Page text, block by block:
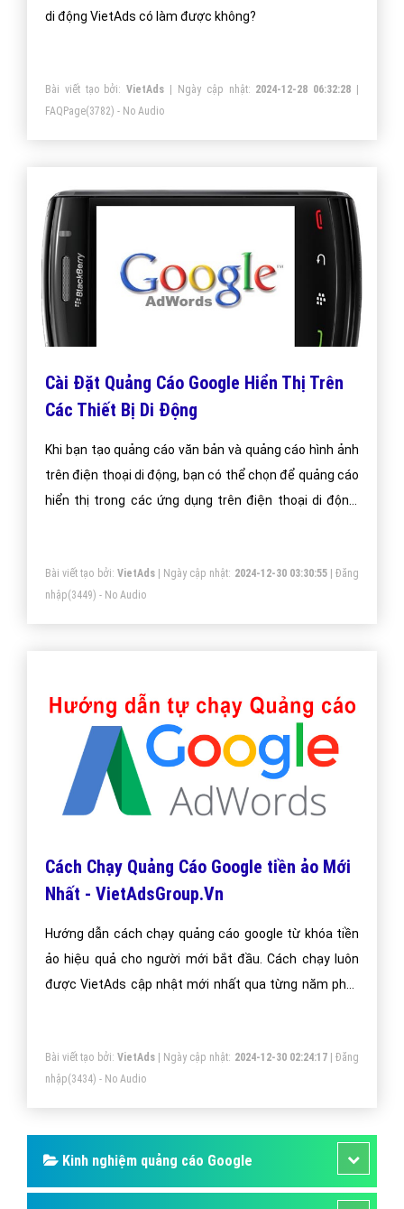
di động VietAds có làm được không?
Bài viết tạo bởi:VietAds | Ngày cập nhật: 2024-12-28 06:32:28
FAQPage(3782) - No Audio
Cài Đặt Quảng Cáo Google Hiển Thị Trên
Các Thiết Bị Di Động
Khi bạn tạo quảng cáo văn bản và quảng cáo hình ảnh
trên điện thoại di động, bạn có thể chọn để quảng cáo
hiển thị trong các ứng dụng trên điện thoại di động,
Bài viết tạo bởi: VietAds| Ngày cập nhật: 2024-12-30 03:30:55|Đăng
nhập(3449) - No Audio
Cách Chạy Quảng Cáo Google tiền ảo Mới
Nhất - VietAdsGroup.Vn
Hướng dẫn cách chạy quảng cáo google từ khóa tiền
ảo hiệu quả cho người mới bắt đầu. Cách chạy luôn
được VietAds cập nhật mới nhất qua từng năm phát
Bài viết tạo bởi: VietAds| Ngày cập nhật: 2024-12-30 02:24:17|Đăng
nhập(3434) - No Audio
Kinh nghiệm quảng cáo Google